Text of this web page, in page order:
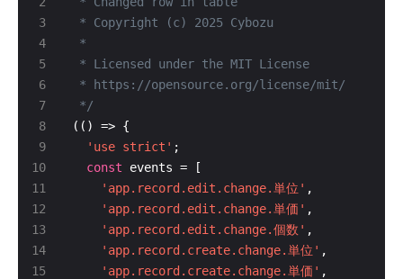
3
4
5
6
7
8
9
10
13
14
15
*/
'use strict'
const
'app.record.edit.change.単位'
'app.record.edit.change.単価'
'app.record.edit.change.個数'
'app.record.create.change.単位'
'app.record.create.change.単価'